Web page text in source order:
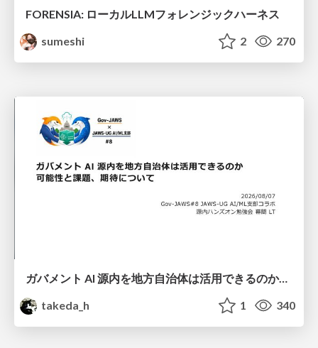
FORENSIA: ローカルLLMフォレンジックハーネス
sumeshi
2 270
ガバメント AI 源内を地方自治体は活用できるのか 可能性と課題、期待について
takeda_h
1 340